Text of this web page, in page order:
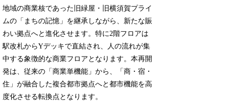
地域の商業核であった旧緑屋・旧横須賀プライ
ムの「まちの記憶」を継承しながら、新たな賑
わい拠点へと進化させます。特に2階フロアは
駅改札からYデッキで直結され、人の流れが集
中する象徴的な商業フロアとなります。本再開
発は、従来の「商業単機能」から、「商・宿・
住」が融合した複合都市拠点へと都市機能を高
度化させる転換点となります。